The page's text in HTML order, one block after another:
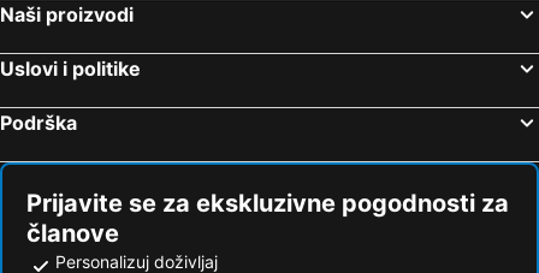
Naši proizvodi
Uslovi i politike
Podrška
Prijavite se za ekskluzivne pogodnosti za
članove
Personalizuj doživljaj